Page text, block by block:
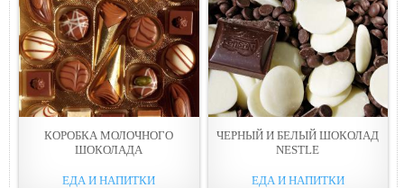
КОРОБКА МОЛОЧНОГО
ШОКОЛАДА
ЕДА И НАПИТКИ
ЧЕРНЫЙ И БЕЛЫЙ ШОКОЛАД
NESTLE
ЕДА И НАПИТКИ